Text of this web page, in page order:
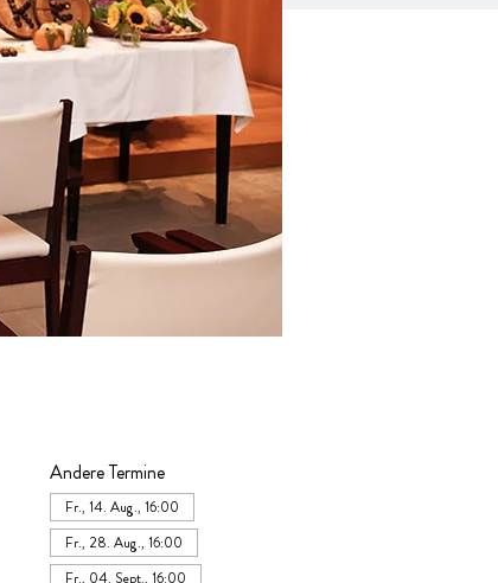
Andere Termine
Fr., 14. Aug., 16:00
Fr., 28. Aug., 16:00
Fr., 04. Sept., 16:00